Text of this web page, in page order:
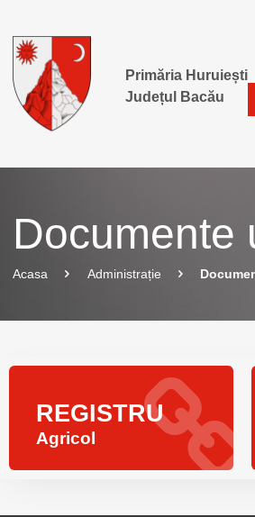
Primăria Huruiești
Județul Bacău
Documente
Acasa Administrație
REGISTRU
Agricol